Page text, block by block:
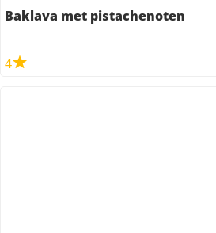
Baklava met pistachenoten
4